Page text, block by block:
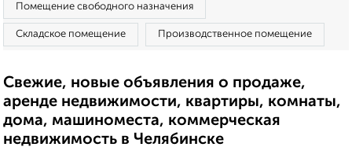
Помещение свободного назначения
Складское помещение Производственное помещение
Свежие, новые объявления о продаже,
аренде недвижимости, квартиры, комнаты,
дома, машиноместа, коммерческая
недвижимость в Челябинске